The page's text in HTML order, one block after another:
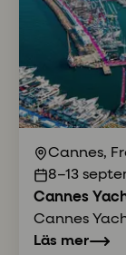
Cannes,
8–13
Cannes
Cannes
hetaste
Läs mer